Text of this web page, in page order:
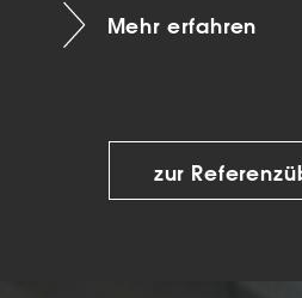
Mehr erfahren
zur